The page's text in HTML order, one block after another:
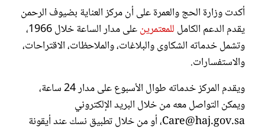
أكدت وزارة الحج والعمرة على أن مركز العناية بضيوف الرحمن
يقدم الدعم الكامل للمعتمرين
على مدار الساعة خلال 1966،
وتشمل خدماته الشكاوى والبلاغات، والملاحظات، الاقتراحات،
والاستفسارات.
ويقدم المركز خدماته طوال الأسبوع على مدار 24 ساعة،
ويمكن التواصل معه من خلال البريد الإلكتروني
Care@haj.gov.sa، أو من خلال تطبيق نسك عند أيقونة